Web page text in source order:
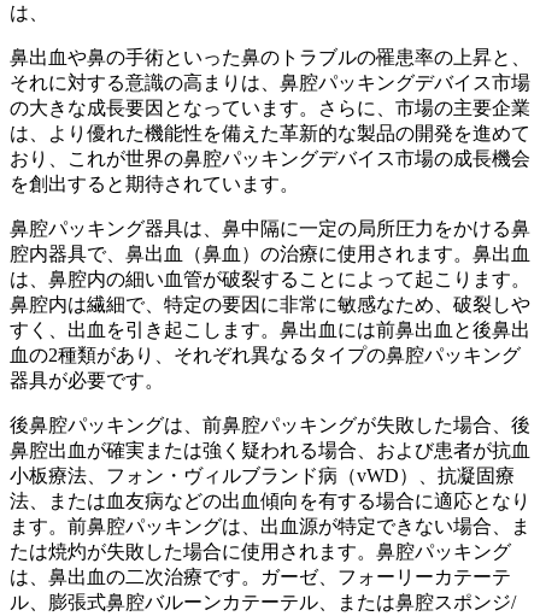
は、
鼻出血や鼻の手術といった鼻のトラブルの罹患率の上昇と、
それに対する意識の高まりは、鼻腔パッキングデバイス市場
の大きな成長要因となっています。さらに、市場の主要企業
は、より優れた機能性を備えた革新的な製品の開発を進めて
おり、これが世界の鼻腔パッキングデバイス市場の成長機会
を創出すると期待されています。
鼻腔パッキング器具は、鼻中隔に一定の局所圧力をかける鼻
腔内器具で、鼻出血（鼻血）の治療に使用されます。鼻出血
は、鼻腔内の細い血管が破裂することによって起こります。
鼻腔内は繊細で、特定の要因に非常に敏感なため、破裂しや
すく、出血を引き起こします。鼻出血には前鼻出血と後鼻出
血の2種類があり、それぞれ異なるタイプの鼻腔パッキング
器具が必要です。
後鼻腔パッキングは、前鼻腔パッキングが失敗した場合、後
鼻腔出血が確実または強く疑われる場合、および患者が抗血
小板療法、フォン・ヴィルブランド病（vWD）、抗凝固療
法、または血友病などの出血傾向を有する場合に適応となり
ます。前鼻腔パッキングは、出血源が特定できない場合、ま
たは焼灼が失敗した場合に使用されます。鼻腔パッキング
は、鼻出血の二次治療です。ガーゼ、フォーリーカテーテ
ル、膨張式鼻腔バルーンカテーテル、または鼻腔スポンジ/